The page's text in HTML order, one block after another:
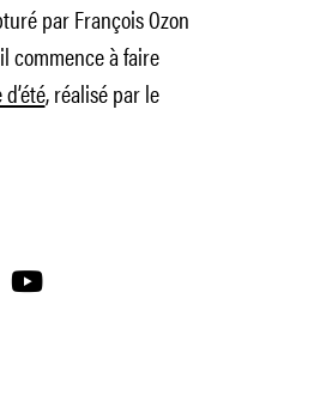
par François Ozon
commence à faire
, réalisé par le